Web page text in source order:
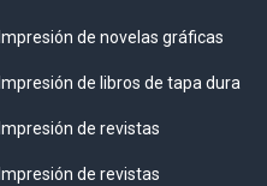
Impresión de novelas gráficas
Impresión de libros de tapa dura
Impresión de revistas
Impresión de revistas